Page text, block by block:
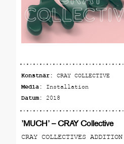
Konstnär: CRAY COLLECTIVE
Media: Installation
Datum: 2018
’MUCH’ – CRAY Collective
CRAY COLLECTIVES